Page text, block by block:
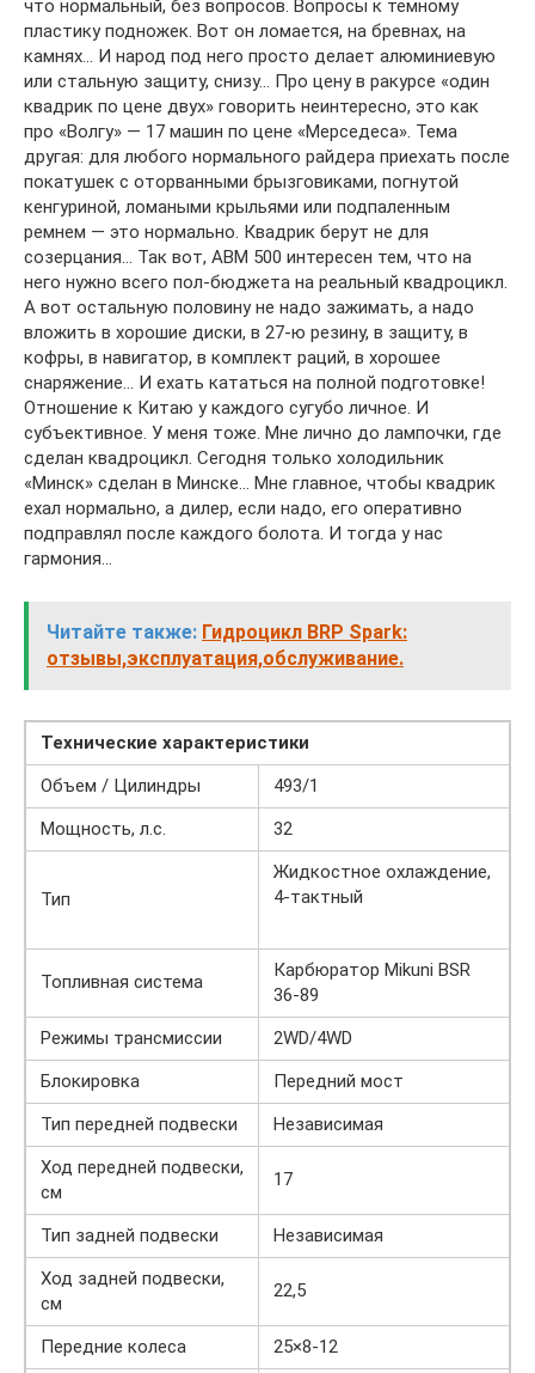
что нормальный, без вопросов. Вопросы к темному
пластику подножек. Вот он ломается, на бревнах, на
камнях… И народ под него просто делает алюминиевую
или стальную защиту, снизу… Про цену в ракурсе «один
квадрик по цене двух» говорить неинтересно, это как
про «Волгу» — 17 машин по цене «Мерседеса». Тема
другая: для любого нормального райдера приехать после
покатушек с оторванными брызговиками, погнутой
кенгуриной, ломаными крыльями или подпаленным
ремнем — это нормально. Квадрик берут не для
созерцания… Так вот, АВМ 500 интересен тем, что на
него нужно всего пол-бюджета на реальный квадроцикл.
А вот остальную половину не надо зажимать, а надо
вложить в хорошие диски, в 27-ю резину, в защиту, в
кофры, в навигатор, в комплект раций, в хорошее
снаряжение… И ехать кататься на полной подготовке!
Отношение к Китаю у каждого сугубо личное. И
субъективное. У меня тоже. Мне лично до лампочки, где
сделан квадроцикл. Сегодня только холодильник
«Минск» сделан в Минске… Мне главное, чтобы квадрик
ехал нормально, а дилер, если надо, его оперативно
подправлял после каждого болота. И тогда у нас
гармония…
Читайте также: Гидроцикл BRP Spark:
отзывы,эксплуатация,обслуживание.
Технические характеристики
Объем / Цилиндры
493/1
Мощность, л.с.
32
Тип
Жидкостное охлаждение,
4-тактный
Топливная система
Карбюратор Mikuni BSR
36-89
Режимы трансмиссии
2WD/4WD
Блокировка
Передний мост
Тип передней подвески
Независимая
Ход передней подвески,
см
17
Тип задней подвески
Независимая
Ход задней подвески,
см
22,5
Передние колеса
25×8-12